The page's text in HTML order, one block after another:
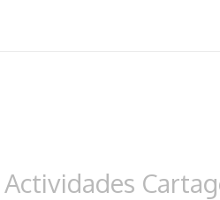
Actividades